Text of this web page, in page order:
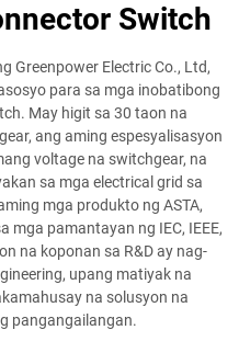
Switch
Greenpower Electric Co., Ltd,
para sa mga inobatibong
May higit sa 30 taon na
ang aming espesyalisasyon
voltage na switchgear, na
sa mga electrical grid sa
mga produkto ng ASTA,
mga pamantayan ng IEC, IEEE,
na koponan sa R&D ay nag-
upang matiyak na
na solusyon na
pangangailangan.